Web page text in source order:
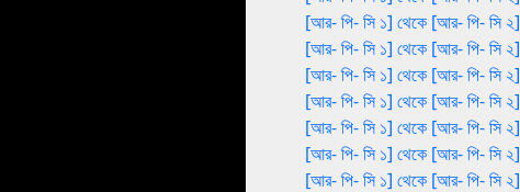
[আর- পি- সি ১] থেকে [আর- পি- সি ২]
[আর- পি- সি ১] থেকে [আর- পি- সি ২]
[আর- পি- সি ১] থেকে [আর- পি- সি ২]
[আর- পি- সি ১] থেকে [আর- পি- সি ২]
[আর- পি- সি ১] থেকে [আর- পি- সি ২]
[আর- পি- সি ১] থেকে [আর- পি- সি ২]
[আর- পি- সি ১] থেকে [আর- পি- সি ২]